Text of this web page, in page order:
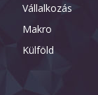
Vállalkozás
Makro
Külföld